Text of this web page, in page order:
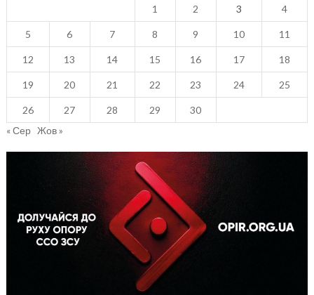
1 2 3 4
5 6 7 8 9 10 11
12 13 14 15 16 17 18
19 20 21 22 23 24 25
26 27 28 29
30
« Сер Жов »